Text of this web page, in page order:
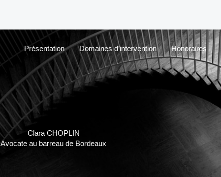
Présentation
Domaines d’intervention Honoraires
Clara CHOPLIN
Avocate au barreau de Bordeaux